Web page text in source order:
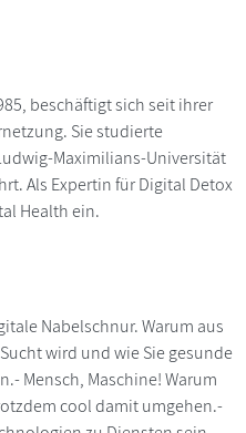
beschäftigt sich seit ihrer
Sie studierte
Maximilians-Universität
Als Expertin für Digital Detox
Health ein.
Nabelschnur. Warum aus
wird und wie Sie gesunde
Mensch, Maschine! Warum
cool damit umgehen.-